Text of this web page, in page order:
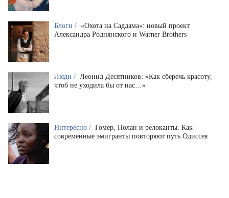
Блоги / «Охота на Саддама»: новый проект
Александра Роднянского и Warner Brothers
Люди / Леонид Десятников: «Как сберечь красоту,
чтоб не уходила бы от нас…»
Интересно / Гомер, Нолан и релоканты. Как
современные эмигранты повторяют путь Одиссея